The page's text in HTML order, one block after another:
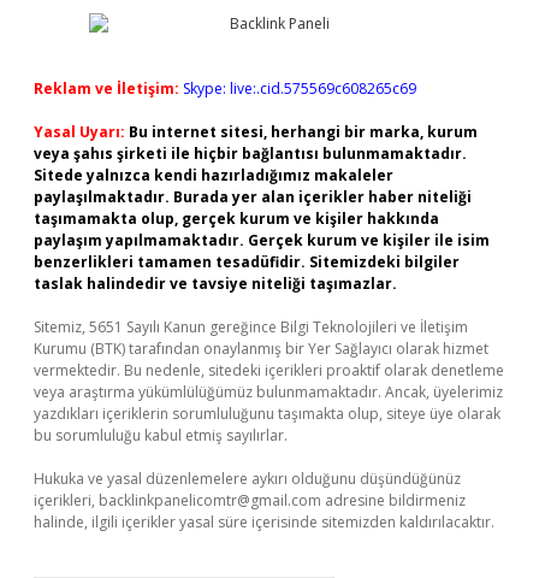
Reklam ve İletişim: Skype: live:.cid.575569c608265c69
Yasal Uyarı: Bu internet sitesi, herhangi bir marka, kurum
veya şahıs şirketi ile hiçbir bağlantısı bulunmamaktadır.
Sitede yalnızca kendi hazırladığımız makaleler
paylaşılmaktadır. Burada yer alan içerikler haber niteliği
taşımamakta olup, gerçek kurum ve kişiler hakkında
paylaşım yapılmamaktadır. Gerçek kurum ve kişiler ile isim
benzerlikleri tamamen tesadüfidir. Sitemizdeki bilgiler
taslak halindedir ve tavsiye niteliği taşımazlar.
Sitemiz, 5651 Sayılı Kanun gereğince Bilgi Teknolojileri ve İletişim
Kurumu (BTK) tarafından onaylanmış bir Yer Sağlayıcı olarak hizmet
vermektedir. Bu nedenle, sitedeki içerikleri proaktif olarak denetleme
veya araştırma yükümlülüğümüz bulunmamaktadır. Ancak, üyelerimiz
yazdıkları içeriklerin sorumluluğunu taşımakta olup, siteye üye olarak
bu sorumluluğu kabul etmiş sayılırlar.
Hukuka ve yasal düzenlemelere aykırı olduğunu düşündüğünüz
içerikleri, backlinkpanelicomtr@gmail.com adresine bildirmeniz
halinde, ilgili içerikler yasal süre içerisinde sitemizden kaldırılacaktır.